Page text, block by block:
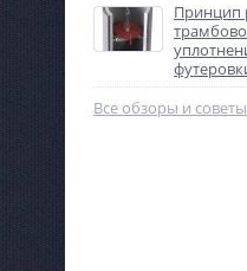
Принцип
Все обзоры и советы